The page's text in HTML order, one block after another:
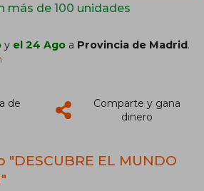
más de 100 unidades
y el 24 Ago a Provincia de Madrid.
de
Comparte y gana
dinero
EL MUNDO